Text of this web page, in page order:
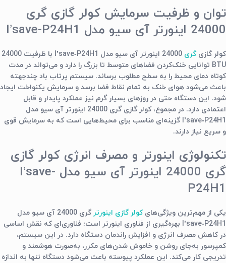
توان و ظرفیت سرمایش کولر گازی گری
24000 اینورتر آی سیو مدل I’save-P24H1
کولر گازیگری
24000 اینورتر آی سیو مدل I’save‑P24H1 با ظرفیت 24000
BTU توانایی خنک‌کردن فضاهای متوسط تا بزرگ را دارد و می‌تواند در مدت
کوتاه دمای محیط را به سطح مطلوب برساند. سیستم پرتاب باد چندجهته
باعث می‌شود هوای خنک به تمام نقاط فضا برسد و سرمایش یکنواخت ایجاد
شود. این دستگاه حتی در روزهای بسیار گرم نیز عملکرد پایدار و قابل
اعتمادی دارد. در مجموع، کولر گازی گری 24000 اینورتر آی سیو مدل
I’save‑P24H1 گزینه‌ای مناسب برای محیط‌هایی است که به سرمایش قوی
و سریع نیاز دارند.
تکنولوژی اینورتر و مصرف انرژی کولر گازی
گری 24000 اینورتر آی سیو مدل I’save-
P24H1
یکی از مهم‌ترین ویژگی‌هایکولر گازی اینورتر
گری 24000 آی سیو مدل
I’save‑P24H1 بهره‌گیری از فناوری اینورتر است؛ فناوری‌ای که نقش اساسی
در کاهش مصرف انرژی و افزایش راندمان دستگاه دارد. در این سیستم،
کمپرسور به‌جای روشن و خاموش شدن‌های مکرر، به‌صورت هوشمند و
تدریجی کار می‌کند. این عملکرد پیوسته باعث می‌شود دستگاه تنها به اندازه